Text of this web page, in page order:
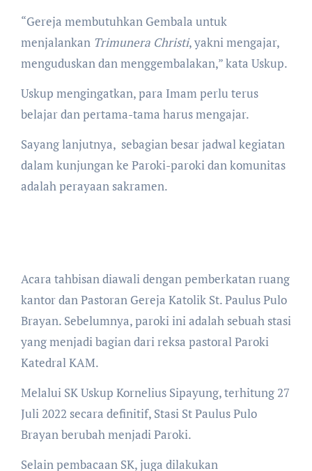
“Gereja membutuhkan Gembala untuk
menjalankan Trimunera Christi, yakni mengajar,
menguduskan dan menggembalakan,” kata Uskup.
Uskup mengingatkan, para Imam perlu terus
belajar dan pertama-tama harus mengajar.
Sayang lanjutnya, sebagian besar jadwal kegiatan
dalam kunjungan ke Paroki-paroki dan komunitas
adalah perayaan sakramen.
Acara tahbisan diawali dengan pemberkatan ruang
kantor dan Pastoran Gereja Katolik St. Paulus Pulo
Brayan. Sebelumnya, paroki ini adalah sebuah stasi
yang menjadi bagian dari reksa pastoral Paroki
Katedral KAM.
Melalui SK Uskup Kornelius Sipayung, terhitung 27
Juli 2022 secara definitif, Stasi St Paulus Pulo
Brayan berubah menjadi Paroki.
Selain pembacaan SK, juga dilakukan